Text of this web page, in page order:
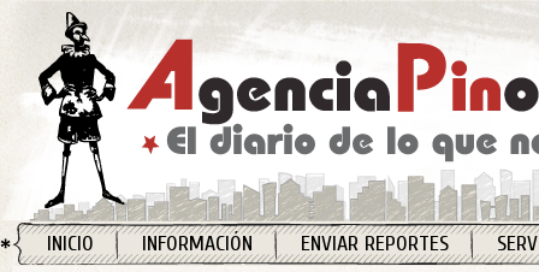
INICIO INFORMACIÓN ENVIAR REPORTES